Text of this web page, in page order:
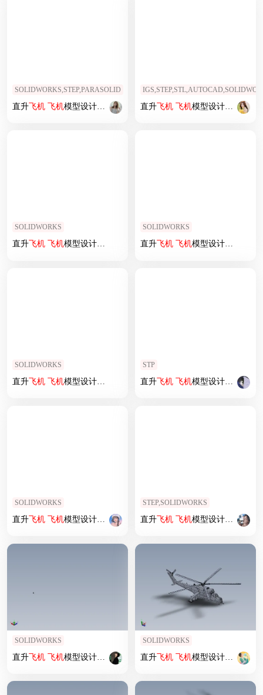
SOLIDWORKS,STEP,PARASOLID
直升飞机 飞机模型设计 (73) 直升飞机 飞机模型设计 (18)
SOLIDWORKS
直升飞机 飞机模型设计 (81)
SOLIDWORKS
直升飞机 飞机模型设计 (31)
SOLIDWORKS
直升飞机 飞机模型设计 (23)
STP
直升飞机 飞机模型设计 (91)
SOLIDWORKS
直升飞机 飞机模型设计 (4)
STEP,SOLIDWORKS
直升飞机 飞机模型设计 (88)
SOLIDWORKS
直升飞机 飞机模型设计 (62)
SOLIDWORKS
直升飞机 飞机模型设计 (71)